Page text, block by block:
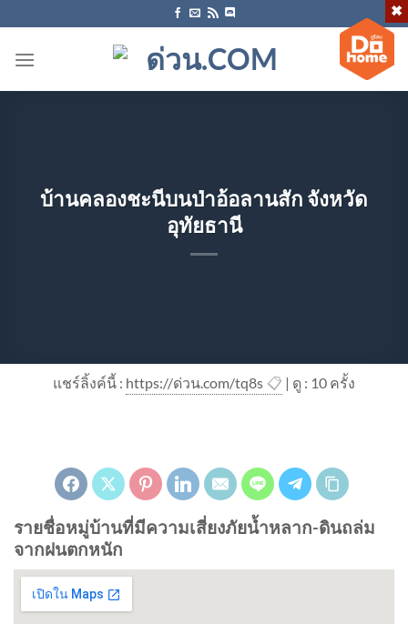
ไป
บ้านคลองชะนีบนป่าอ้อลานสัก จังหวัด
อุทัยธานี
แชร์ลิ้งค์นี้ : https://ด่วน.com/tq8s 📋 | ดู : 10 ครั้ง
รายชื่อหมู่บ้านที่มีความเสี่ยงภัยน้ำหลาก-ดินถล่ม
จากฝนตกหนัก